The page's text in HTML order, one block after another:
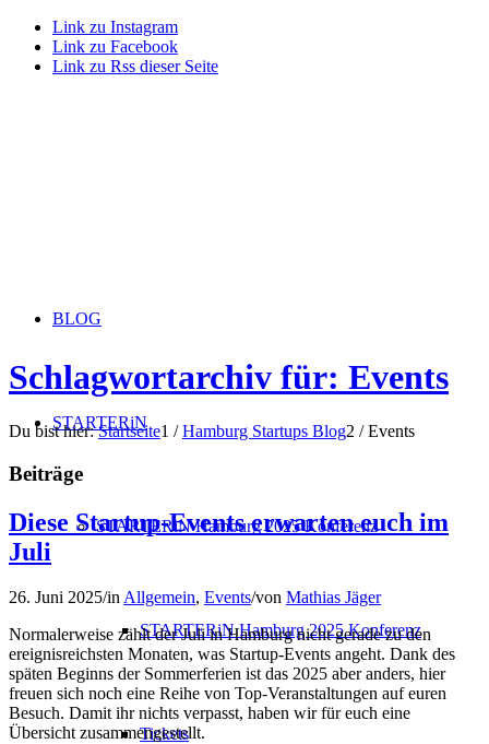
Link zu Instagram
Link zu Facebook
Link zu Rss dieser Seite
BLOG
STARTERiN
STARTERiN Hamburg 2025 Konferenz
STARTERiN Hamburg 2025 Konferenz
Tickets
Schlagwortarchiv für: Events
Du bist hier: Startseite1 / Hamburg Startups Blog2 / Events
Beiträge
Diese Startup-Events erwarten euch im
Juli
26. Juni 2025/inAllgemein, Events/von Mathias Jäger
Normalerweise zählt der Juli in Hamburg nicht gerade zu den
ereignisreichsten Monaten, was Startup-Events angeht. Dank des
späten Beginns der Sommerferien ist das 2025 aber anders, hier
freuen sich noch eine Reihe von Top-Veranstaltungen auf euren
Besuch. Damit ihr nichts verpasst, haben wir für euch eine
Übersicht zusammengestellt.